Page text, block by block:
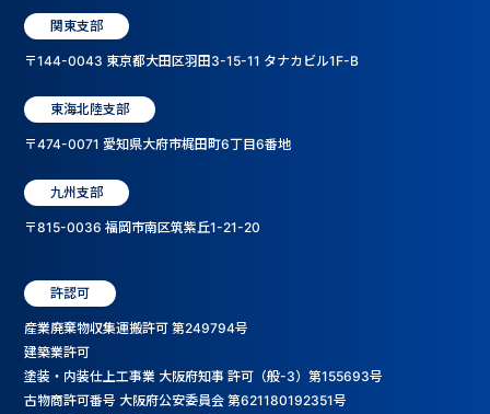
関東支部
〒144-0043 東京都大田区羽田3-15-11 タナカビル1F-B
東海北陸支部
〒474-0071 愛知県大府市梶田町6丁目6番地
九州支部
〒815-0036 福岡市南区筑紫丘1-21-20
許認可
産業廃棄物収集運搬許可 第249794号
建築業許可
塗装・内装仕上工事業 大阪府知事 許可（般-3）第155693号
古物商許可番号 大阪府公安委員会 第621180192351号